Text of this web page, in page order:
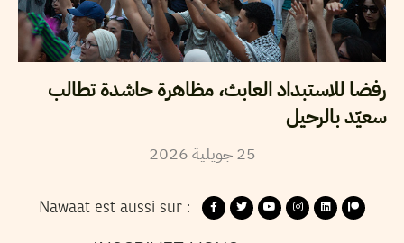
رفضا للاستبداد العابث، مظاهرة حاشدة تطالب
سعيّد بالرحيل
25 جويلية2026
Nawaat est aussi sur :